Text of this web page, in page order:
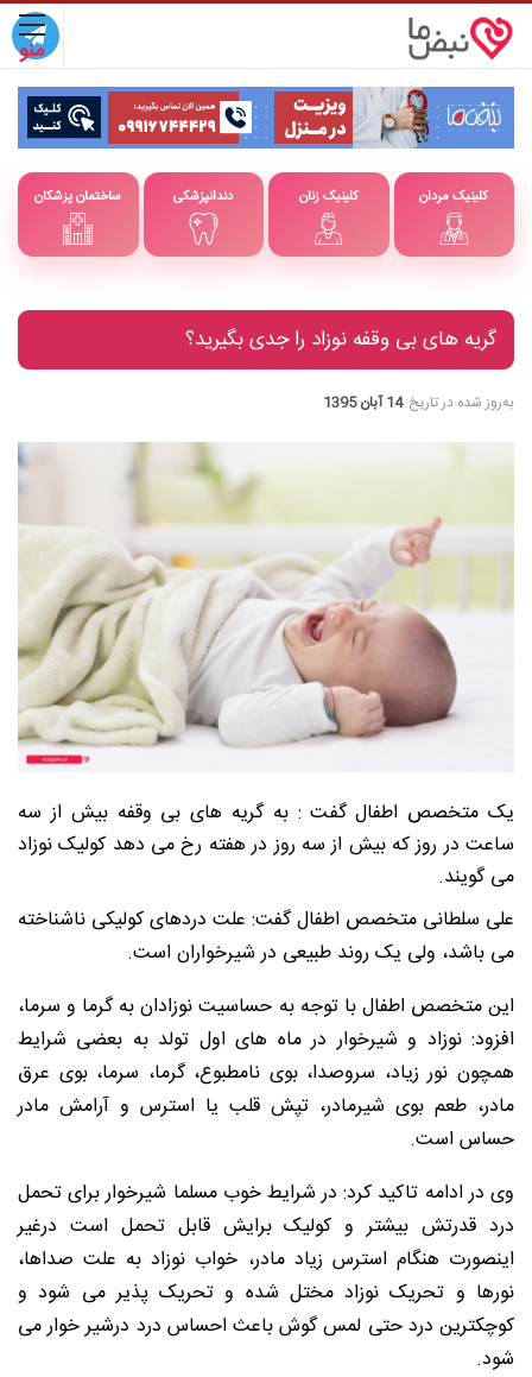
ساختمان پزشکان دندانپزشکی کلینیک زنان کلینیک مردان
گریه های بی وقفه نوزاد را جدی بگیرید؟
به‌روز شده در تاریخ 14 آبان 1395
یک متخصص اطفال گفت : به گریه های بی وقفه بیش از سه
ساعت در روز که بیش از سه روز در هفته رخ می دهد کولیک نوزاد
می گویند.
علی سلطانی متخصص اطفال گفت: علت دردهای کولیکی ناشناخته
می باشد، ولی یک روند طبیعی در شیرخواران است.
این متخصص اطفال با توجه به حساسیت نوزادان به گرما و سرما،
افزود: نوزاد و شیرخوار در ماه های اول تولد به بعضی شرایط
همچون نور زیاد، سروصدا، بوی نامطبوع، گرما، سرما، بوی عرق
مادر، طعم بوی شیرمادر، تپش قلب یا استرس و آرامش مادر
حساس است.
وی در ادامه تاکید کرد: در شرایط خوب مسلما شیرخوار برای تحمل
درد قدرتش بیشتر و کولیک برایش قابل تحمل است درغیر
اینصورت هنگام استرس زیاد مادر، خواب نوزاد به علت صداها،
نورها و تحریک نوزاد مختل شده و تحریک پذیر می شود و
کوچکترین درد حتی لمس گوش باعث احساس درد درشیر خوار می
شود.